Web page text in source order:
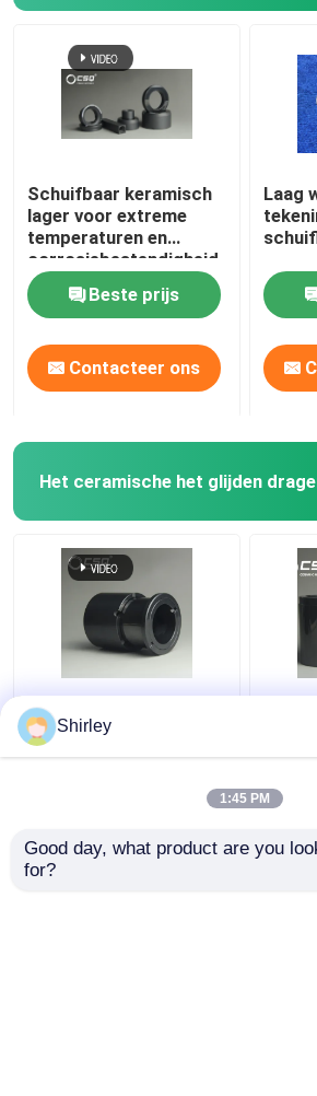
Schuifbaar keramisch
lager voor extreme
temperaturen en
corrosiebestendigheid
Beste prijs
Contacteer ons
Laag
Het ceramische het glijden
Pompen Ceramische
Glijdende Dragende
fabrikanten SSiC
hoge
de
Shirley
1:45 PM
Good day, what product are you
for?